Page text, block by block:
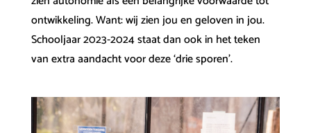
ontwikkeling. Want: wij zien jou en geloven in jou.
Schooljaar 2023-2024 staat dan ook in het teken
van extra aandacht voor deze ‘drie sporen’.